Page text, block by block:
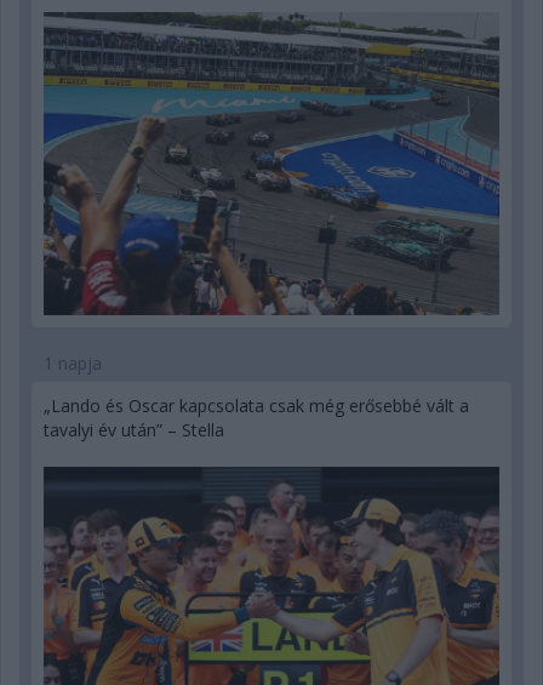
1 napja
„Lando és Oscar kapcsolata csak még erősebbé vált a
tavalyi év után” – Stella